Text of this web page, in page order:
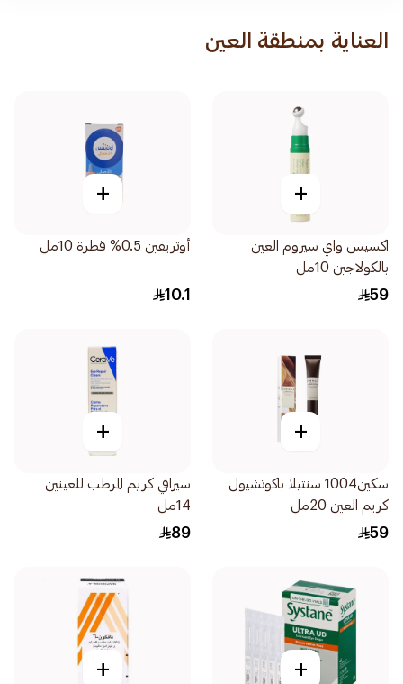
العناية بمنطقة العين
+
اكسيس واي سيروم العين
بالكولاجين 10مل
59
+
أوتريفين 0.5% قطرة 10مل
10.1
+
سكين1004 سنتيلا باكوتشيول
كريم العين 20مل
59
+
سيرافي كريم المرطب للعينين
14مل
89
+
+